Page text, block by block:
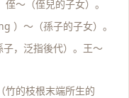
侄～（侄兒的子女）。
）～（孫子的子女）。
，泛指後代）。王～
竹的枝根末端所生的